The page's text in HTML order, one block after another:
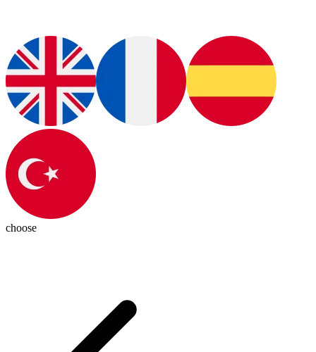
choose